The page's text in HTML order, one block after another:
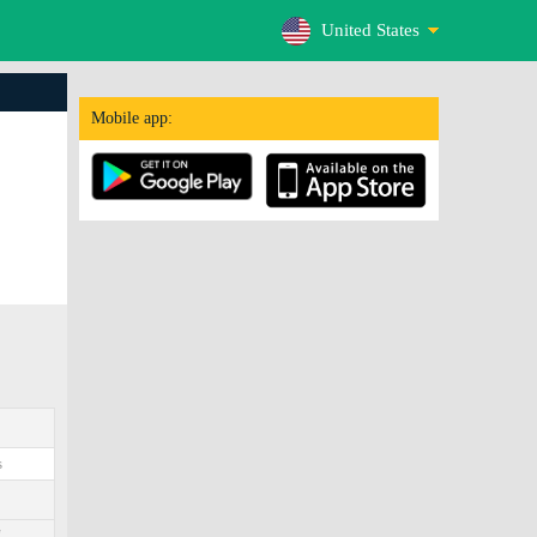
United States
Mobile app: